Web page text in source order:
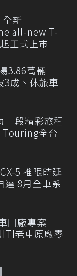
全新
all-new T-
正式上市
3.86萬輛
3成、休旅車
一段精彩旅程
Touring全台
5 推限時延
達 8月全車系
回廠專案
老車原廠零